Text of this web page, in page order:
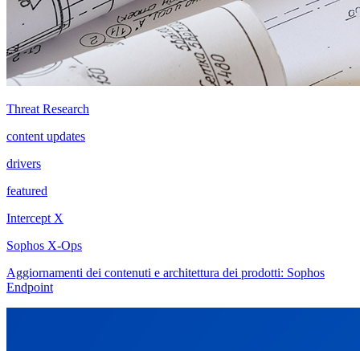
Threat Research
content updates
drivers
featured
Intercept X
Sophos X-Ops
Aggiornamenti dei contenuti e architettura dei prodotti: Sophos
Endpoint